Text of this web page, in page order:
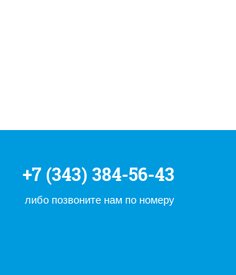
+7 (343) 384-56-43
либо позвоните нам по номеру